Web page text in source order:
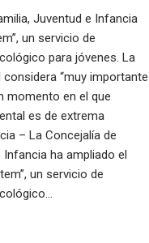
Juventud e Infancia
un servicio de
para jóvenes. La
“muy importante
momento en el que
es de extrema
– La Concejalía de
Infancia ha ampliado el
un servicio de